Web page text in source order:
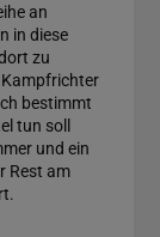
an
in diese
zu
bestimmt
tun soll
und ein
Rest am